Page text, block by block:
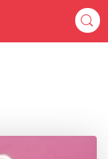
Desserts 🍰